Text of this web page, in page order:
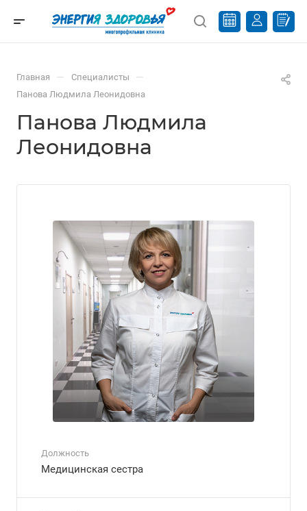
Главная — Специалисты —
Панова Людмила Леонидовна
Панова Людмила
Леонидовна
Должность
Медицинская сестра